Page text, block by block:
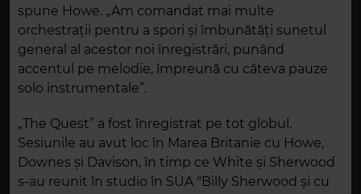
spune Howe. „Am comandat mai multe
orchestrații pentru a spori și îmbunătăți sunetul
general al acestor noi înregistrări, punând
accentul pe melodie, împreună cu câteva pauze
solo instrumentale”.
„The Quest” a fost înregistrat pe tot globul.
Sesiunile au avut loc în Marea Britanie cu Howe,
Downes și Davison, în timp ce White și Sherwood
s-au reunit în studio în SUA "Billy Sherwood și cu